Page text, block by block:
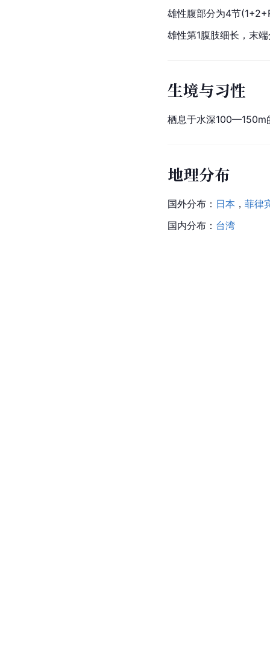
雄性腹部分为4节
雄性第1腹肢细长，末
生境与习性
栖息于水深100—150m
地理分布
国外分布： 日本 ， 菲律
国内分布： 台湾